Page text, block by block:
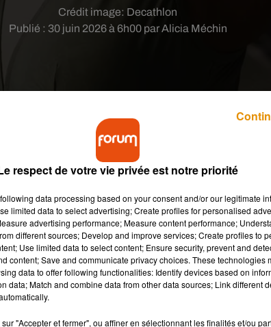
Publié : 30 juin 2026 à 6h00 par Alicia Méchin
Crédit image: Decathlon
qui ont subi une mastectomie.
de l’entrepriseDecathlon,une innovation textile
cancer du sein. L’équipe locale a imaginé un maillot
avec pour objectif de leur permettre de se sentir plus
notamment une mastectomie, beaucoup de femmes
nouvelle morphologie. Les modèles classiques ne
ou de discrétion. Cette réalité peut rendre les
respect de votre vie privée est notre priorité
data processing based on your consent and/or our legitimate
limited data to select advertising; Create profiles for personalised
advertising performance; Measure content performance;
different sources; Develop and improve services; Create profiles to
Use limited data to select content; Ensure security, prevent and
content; Save and communicate privacy choices. These technologies
data to offer following functionalities: Identify devices based on
data; Match and combine data from other data sources; Link different
"Accepter et fermer", ou affiner en sélectionnant les finalités et/ou